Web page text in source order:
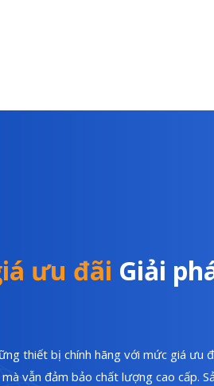
ưu đãi Giải
thiết bị chính hãng với mức giá ưu
vẫn đảm bảo chất lượng cao cấp.